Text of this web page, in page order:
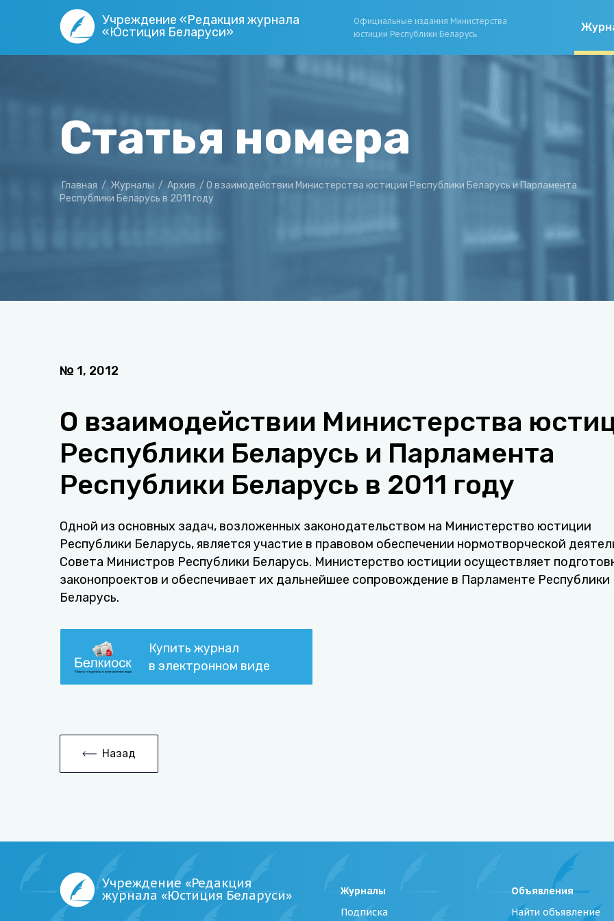
Учреждение «Редакция журнала
«Юстиция Беларуси»
Официальные издания Министерства
юстиции Республики Беларусь
Статья номера
Главная / Журналы / Архив / О взаимодействии Министерства юстиции Республики Беларусь и Парламента
Республики Беларусь в 2011 году
№ 1, 2012
О взаимодействии Министерства
Республики Беларусь и Парламента
Республики Беларусь в 2011 году
Одной из основных задач, возложенных законодательством на Министерство юстиции
Республики Беларусь, является участие в правовом обеспечении нормотворческой
Совета Министров Республики Беларусь. Министерство юстиции осуществляет
законопроектов и обеспечивает их дальнейшее сопровождение в Парламенте Республики
Беларусь.
Купить журнал
в электронном виде
Назад
Учреждение «Редакция
журнала «Юстиция Беларуси»
Журналы
Подписка
Объявления
Найти объявление